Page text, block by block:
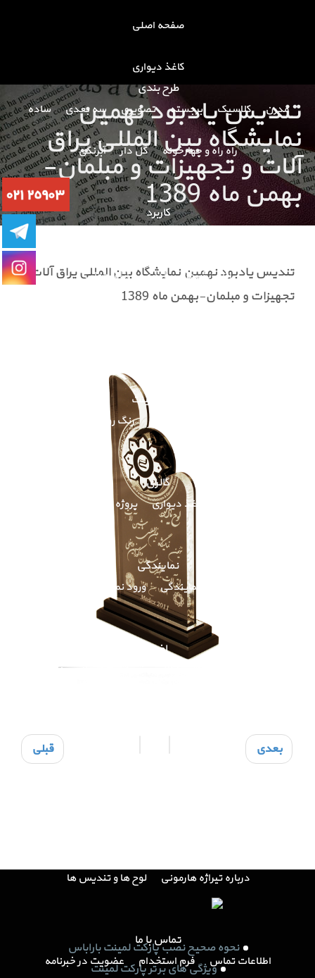
صفحه اصلی
کاغذ دیواری
طرح بندی
مدرن کلاسیک برجسته تصویری سه بعدی ساده
راه راه و چهارخونه گل دار آبرنگی
کاربرد
اتاق نشیمن اداری اتاق خواب
پارکت لمینت
رنگ تیره رنگ روشن
گالری
پروژه های انجام شده کاغذ دیواری پروژه های انجام شده لمینت
نمایندگی
پذیرش نمایندگی ورود نمایندگان
اخبار
اسپانسرینگ
درباره تیراژه هارمونی لوح ها و تندیس ها
تماس با ما
اطلاعات تماس فرم استخدام عضویت در خبرنامه
تندیس یادبود نهمین
نمایشگاه بین المللی یراق
آلات و تجهیزات و مبلمان-
بهمن ماه 1389
تندیس یادبود نهمین نمایشگاه بین المللی یراق آلات و
تجهیزات و مبلمان-بهمن ماه 1389
قبلی بعدی
نحوه صحیح نصب پارکت لمینت باراباس
ویژگی های برتر پارکت لمینت